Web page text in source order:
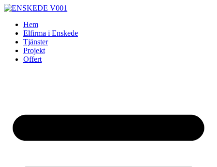
Skip
contentHem
Elfirma i Enskede
Tjänster
Projekt
Offert